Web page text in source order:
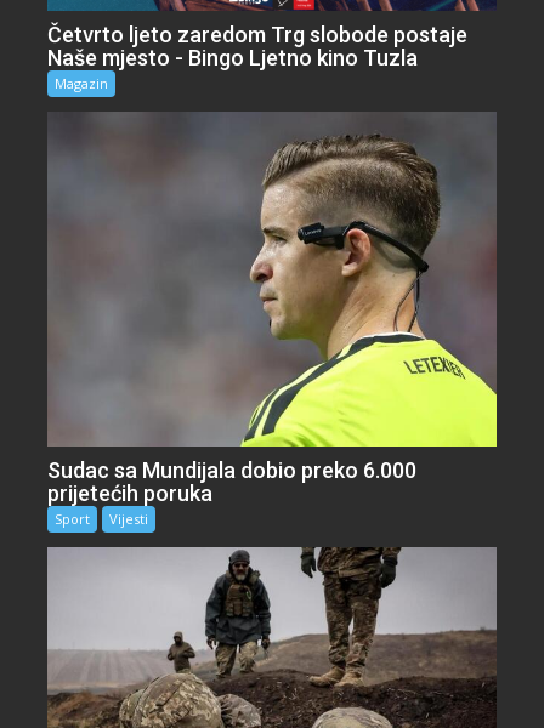
Četvrto ljeto zaredom Trg slobode postaje
Naše mjesto - Bingo Ljetno kino Tuzla
Magazin
Sudac sa Mundijala dobio preko 6.000
prijetećih poruka
Sport Vijesti